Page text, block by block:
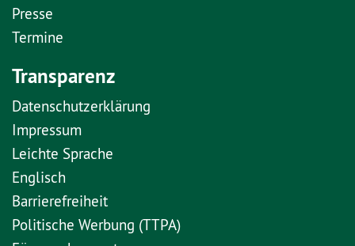
Presse
Termine
Transparenz
Datenschutzerklärung
Impressum
Leichte Sprache
Englisch
Barrierefreiheit
Politische Werbung (TTPA)